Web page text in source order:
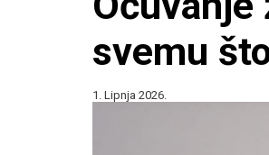
svemu
1. Lipnja 2026.